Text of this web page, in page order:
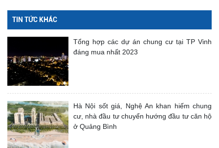
TIN TỨC KHÁC
Tổng hợp các dự án chung cư tại TP Vinh
đáng mua nhất 2023
Hà Nội sốt giá, Nghệ An khan hiếm chung
cư, nhà đầu tư chuyển hướng đầu tư căn hộ
ở Quảng Bình